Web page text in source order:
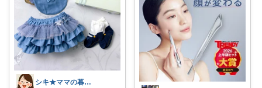
シキ★ママの暮らし、キッズ